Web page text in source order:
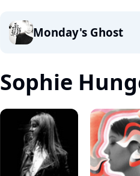
Monday's Ghost
Sophie